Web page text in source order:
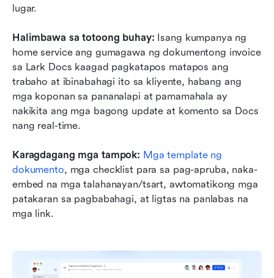
lugar.
Halimbawa sa totoong buhay: Isang kumpanya ng
home service ang gumagawa ng dokumentong invoice
sa Lark Docs kaagad pagkatapos matapos ang
trabaho at ibinabahagi ito sa kliyente, habang ang
mga koponan sa pananalapi at pamamahala ay
nakikita ang mga bagong update at komento sa Docs
nang real-time.
Karagdagang mga tampok: Mga template ng
dokumento, mga checklist para sa pag-apruba, naka-
embed na mga talahanayan/tsart, awtomatikong mga
patakaran sa pagbabahagi, at ligtas na panlabas na
mga link.